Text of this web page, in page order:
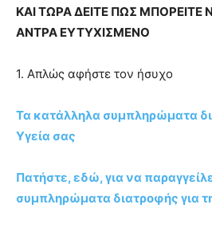
ΚΑΙ ΤΩΡΑ ΔΕΙΤΕ ΠΩΣ ΜΠΟΡΕΙΤΕ
ΑΝΤΡΑ ΕΥΤΥΧΙΣΜΕΝΟ
1. Απλώς αφήστε τον ήσυχο
Τα κατάλληλα συμπληρώματα
Υγεία σας
Πατήστε, εδώ, για να
συμπληρώματα διατροφής για